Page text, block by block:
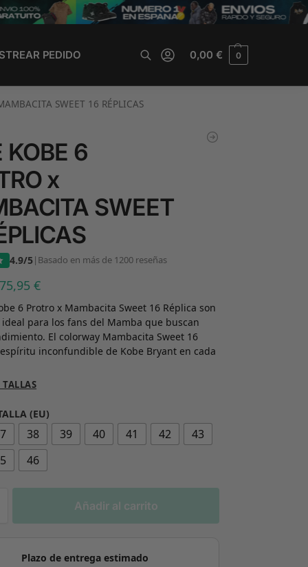
PEDIDO 0,00€ 0
SWEET 16 RÉPLICAS
KOBE 6
x
SWEET
4.9/5| Basado en más de 1200 reseñas
75,95€
6 Protro x Mambacita Sweet 16 Réplica son
para los fans del Mamba que buscan
El colorway Mambacita Sweet 16
inconfundible de Kobe Bryant en cada
(EU)
38 39 40 41 42
43
46
Añadir al carrito
Plazo de entrega estimado